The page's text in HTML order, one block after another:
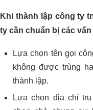
Khi thành lập công ty
ty cần chuẩn bị các vấn
Lựa chọn tên gọi
không được trùng
thành lập.
Lựa chọn địa chỉ